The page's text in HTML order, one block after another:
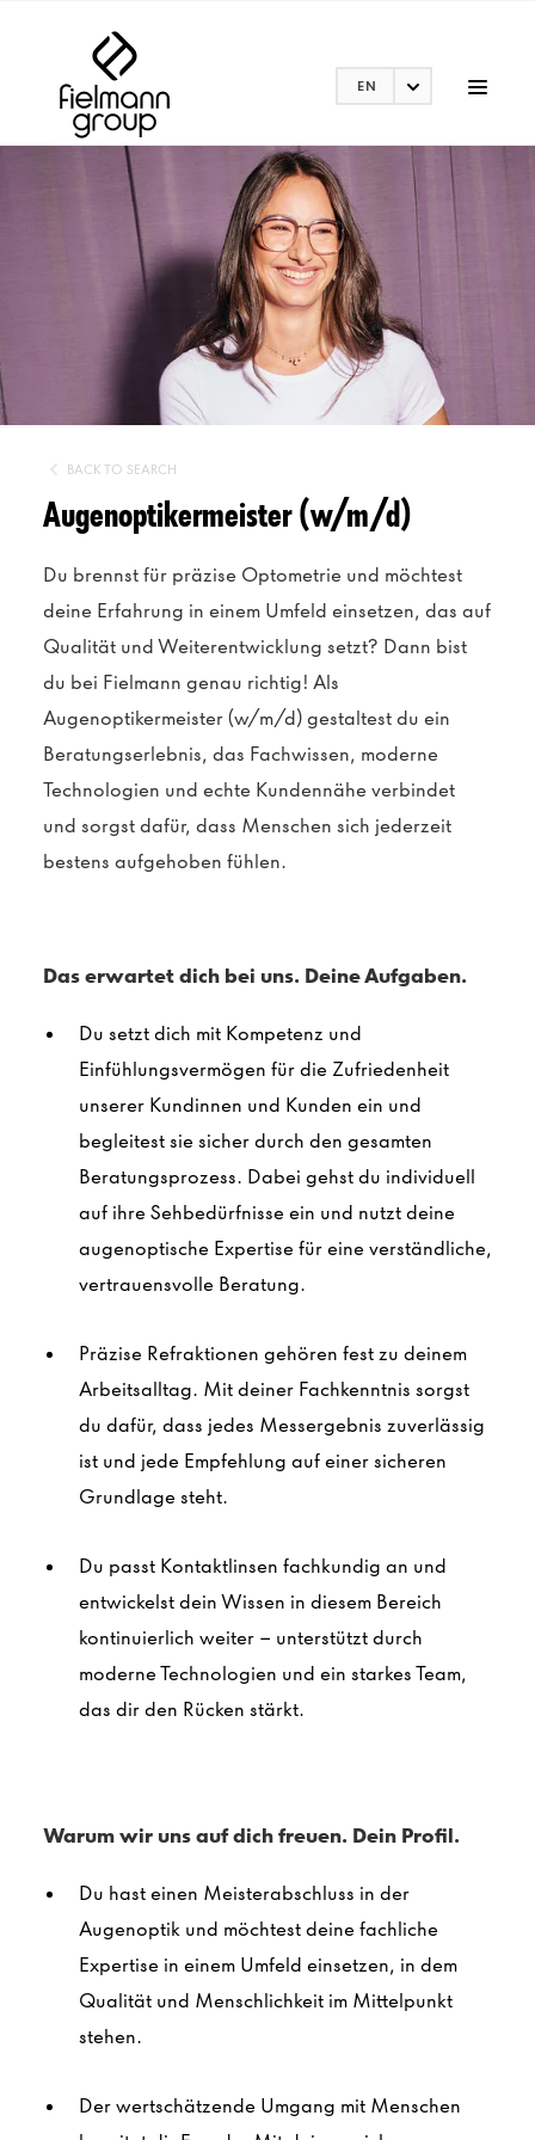
EN
BACK TO SEARCH
Augenoptikermeister (w/m/d)
Du brennst für präzise Optometrie und möchtest
deine Erfahrung in einem Umfeld einsetzen, das auf
Qualität und Weiterentwicklung setzt? Dann bist
du bei Fielmann genau richtig! Als
Augenoptikermeister (w/m/d) gestaltest du ein
Beratungserlebnis, das Fachwissen, moderne
Technologien und echte Kundennähe verbindet
und sorgst dafür, dass Menschen sich jederzeit
bestens aufgehoben fühlen.
Das erwartet dich bei uns. Deine Aufgaben.
Du setzt dich mit Kompetenz und
Einfühlungsvermögen für die Zufriedenheit
unserer Kundinnen und Kunden ein und
begleitest sie sicher durch den gesamten
Beratungsprozess. Dabei gehst du individuell
auf ihre Sehbedürfnisse ein und nutzt deine
augenoptische Expertise für eine verständliche,
vertrauensvolle Beratung.
Präzise Refraktionen gehören fest zu deinem
Arbeitsalltag. Mit deiner Fachkenntnis sorgst
du dafür, dass jedes Messergebnis zuverlässig
ist und jede Empfehlung auf einer sicheren
Grundlage steht.
Du passt Kontaktlinsen fachkundig an und
entwickelst dein Wissen in diesem Bereich
kontinuierlich weiter – unterstützt durch
moderne Technologien und ein starkes Team,
das dir den Rücken stärkt.
Warum wir uns auf dich freuen. Dein Profil.
Du hast einen Meisterabschluss in der
Augenoptik und möchtest deine fachliche
Expertise in einem Umfeld einsetzen, in dem
Qualität und Menschlichkeit im Mittelpunkt
stehen.
Der wertschätzende Umgang mit Menschen